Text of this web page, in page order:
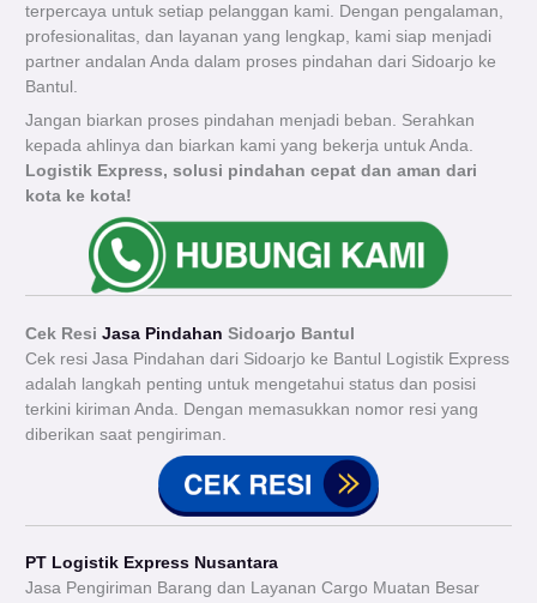
terpercaya untuk setiap pelanggan kami. Dengan pengalaman,
profesionalitas, dan layanan yang lengkap, kami siap menjadi
partner andalan Anda dalam proses pindahan dari Sidoarjo ke
Bantul.
Jangan biarkan proses pindahan menjadi beban. Serahkan
kepada ahlinya dan biarkan kami yang bekerja untuk Anda.
Logistik Express, solusi pindahan cepat dan aman dari
kota ke kota!
Cek ResiJasa Pindahan Sidoarjo Bantul
Cek resi Jasa Pindahan dari Sidoarjo ke Bantul Logistik Express
adalah langkah penting untuk mengetahui status dan posisi
terkini kiriman Anda. Dengan memasukkan nomor resi yang
diberikan saat pengiriman.
PT Logistik Express Nusantara
Jasa Pengiriman Barang dan Layanan Cargo Muatan Besar